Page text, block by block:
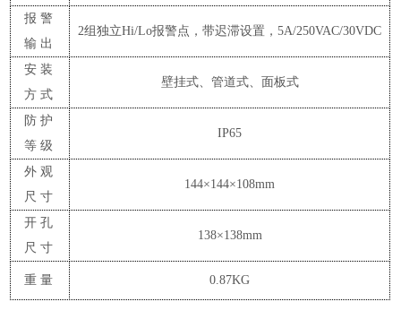
报警
输出
2组独立Hi/Lo报警点，带迟滞设置 ，5A/250VAC/30VDC
安装
方式
壁挂式、管道式、面板式
防护
等级
IP65
外观
尺寸
144×144×108mm
开孔
尺寸
138×138mm
重量 0.87KG